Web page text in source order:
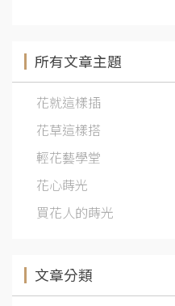
所有文章主題
花就這樣插
花草這樣搭
輕花藝學堂
花心蒔光
買花人的蒔光
文章分類